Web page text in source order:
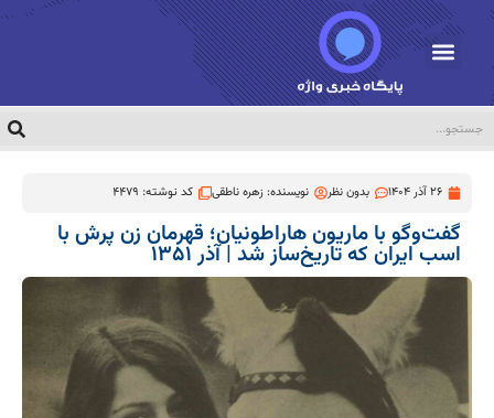
26 آذر 1404 بدون نظر نویسنده:زهره ناطقی کد نوشته: 4479
گفت‌وگو با ماریون هاراطونیان؛ قهرمان زن پرش با
اسب ایران که تاریخ‌ساز شد | آذر ۱۳۵۱